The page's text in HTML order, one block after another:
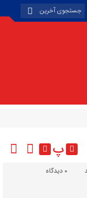
پ
دیدگاه